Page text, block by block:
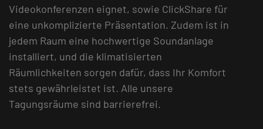
Videokonferenzen eignet, sowie ClickShare für
eine unkomplizierte Präsentation. Zudem ist in
jedem Raum eine hochwertige Soundanlage
installiert, und die klimatisierten
Räumlichkeiten sorgen dafür, dass Ihr Komfort
stets gewährleistet ist. Alle unsere
Tagungsräume sind barrierefrei.